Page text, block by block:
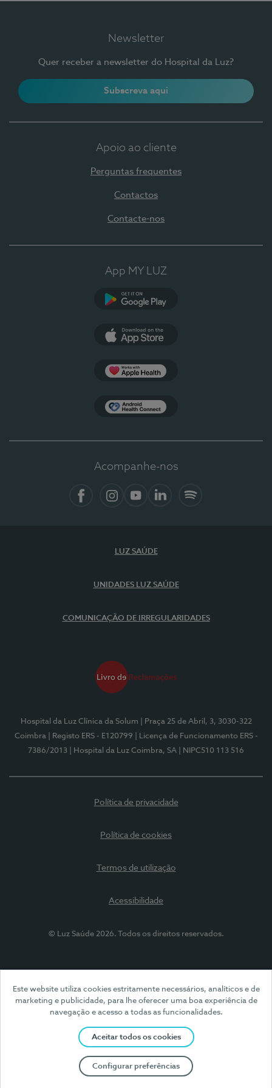
Este website utiliza cookies estritamente necessários, analíticos e de
marketing e publicidade, para lhe oferecer uma boa experiência de
navegação e acesso a todas as funcionalidades.
Aceitar todos os cookies
Configurar preferências
Newsletter
Quer receber a newsletter do Hospital da Luz?
Subscreva aqui
Apoio ao cliente
Perguntas frequentes
Contactos
Contacte-nos
App MY LUZ
Acompanhe-nos
LUZ SAÚDE
UNIDADES LUZ SAÚDE
COMUNICAÇÃO DE IRREGULARIDADES
Hospital da Luz Clínica da Solum
| Praça 25 de Abril, 3, 3030-322
Coimbra
| Registo ERS - E120799
| Licença de Funcionamento ERS -
7386/2013
| Hospital da Luz Coimbra, SA | NIPC510 113 516
Política de privacidade
Política de cookies
Termos de utilização
Acessibilidade
© Luz Saúde 2026. Todos os direitos reservados.